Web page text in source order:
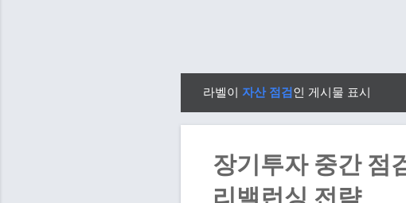
라벨이 자산 점검인 게시물 표시
장기투자 중간 점
리밸런싱 전략